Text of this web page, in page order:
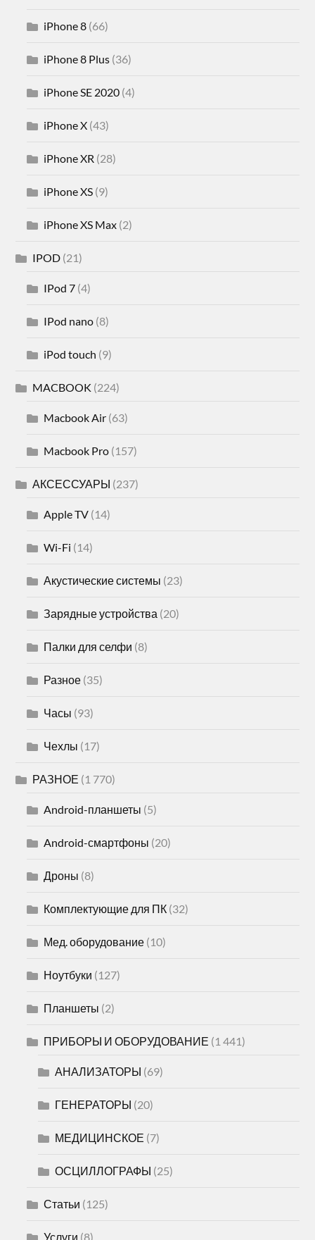
iPhone 8 (66)
iPhone 8 Plus (36)
iPhone SE 2020 (4)
iPhone X (43)
iPhone XR (28)
iPhone XS (9)
iPhone XS Max (2)
IPOD (21)
IPod 7 (4)
IPod nano (8)
iPod touch (9)
MACBOOK (224)
Macbook Air (63)
Macbook Pro (157)
АКСЕССУАРЫ (237)
Apple TV (14)
Wi-Fi (14)
Акустические системы (23)
Зарядные устройства (20)
Палки для селфи (8)
Разное (35)
Часы (93)
Чехлы (17)
РАЗНОЕ (1 770)
Android-планшеты (5)
Android-смартфоны (20)
Дроны (8)
Комплектующие для ПК (32)
Мед. оборудование (10)
Ноутбуки (127)
Планшеты (2)
ПРИБОРЫ И ОБОРУДОВАНИЕ (1 441)
АНАЛИЗАТОРЫ (69)
ГЕНЕРАТОРЫ (20)
МЕДИЦИНСКОЕ (7)
ОСЦИЛЛОГРАФЫ (25)
Статьи (125)
Услуги (8)